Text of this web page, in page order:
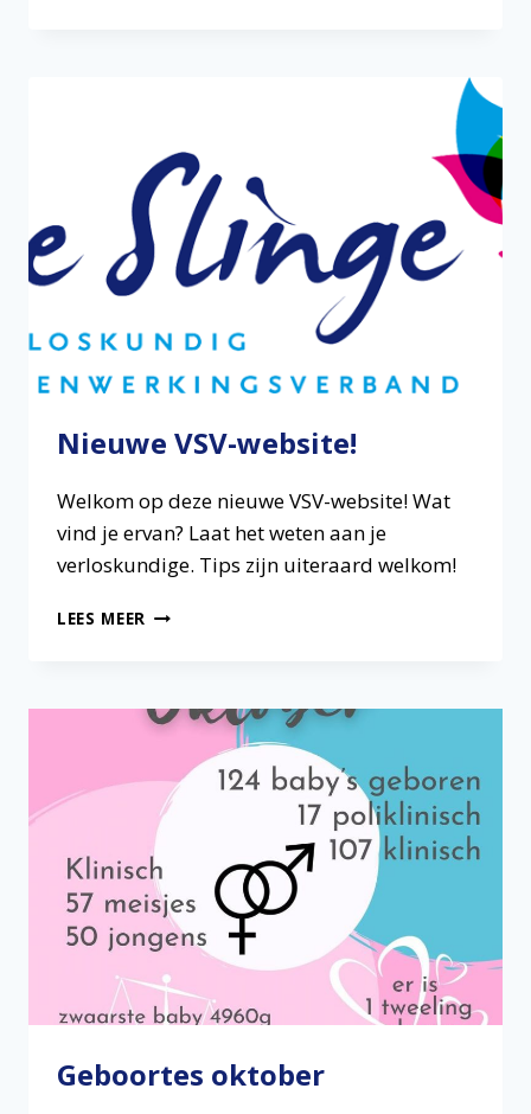
Nieuwe VSV-website!
Welkom op deze nieuwe VSV-website! Wat
vind je ervan? Laat het weten aan je
verloskundige. Tips zijn uiteraard welkom!
LEES MEER NIEUWE
Geboortes oktober